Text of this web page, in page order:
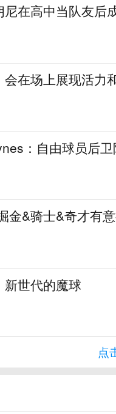
在高中当队友后
在场上展现活力
：自由球员后
金&骑士&奇才有
世代的魔球
点